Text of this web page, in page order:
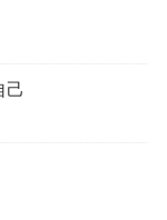
己